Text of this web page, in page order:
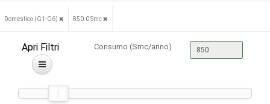
Domestico (G1-G6) 850.0 Smc
Apri Filtri Consumo (Smc/anno)